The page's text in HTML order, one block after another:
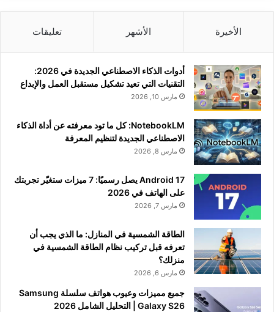
الأخيرة الأشهر تعليقات
أدوات الذكاء الاصطناعي الجديدة في 2026:
التقنيات التي تعيد تشكيل مستقبل العمل والإبداع
مارس 10, 2026
NotebookLM: كل ما تود معرفته عن أداة الذكاء
الاصطناعي الجديدة لتنظيم المعرفة
مارس 8, 2026
Android 17 يصل رسميًا: 7 ميزات ستغيّر تجربتك
على الهاتف في 2026
مارس 7, 2026
الطاقة الشمسية في المنازل: ما الذي يجب أن
تعرفه قبل تركيب نظام الطاقة الشمسية في
منزلك؟
مارس 6, 2026
جميع مميزات وعيوب هواتف سلسلة Samsung
Galaxy S26 | التحليل الشامل 2026